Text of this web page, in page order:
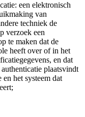
een elektronisch
van
techniek de
verzoek een
te maken dat de
heeft over of in het
en dat
plaatsvindt
en het systeem dat